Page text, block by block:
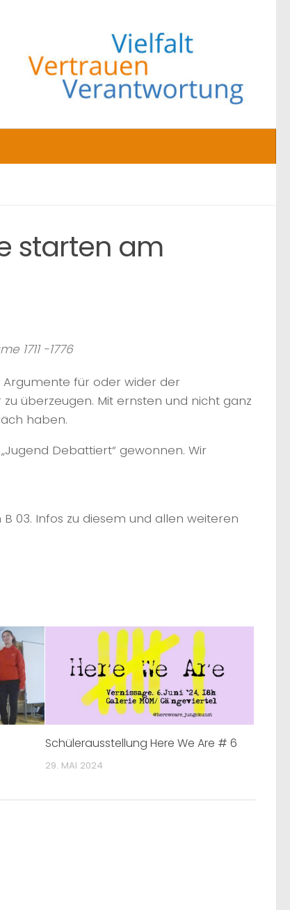
starten am
1711 -1776
Argumente für oder wider der
überzeugen. Mit ernsten und nicht ganz
haben.
Debattiert“ gewonnen. Wir
B 03. Infos zu diesem und allen weiteren
Schülerausstellung Here We Are # 6
29. MAI 2024